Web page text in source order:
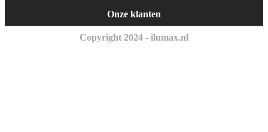
Onze klanten
Copyright 2024 - ilumax.nl